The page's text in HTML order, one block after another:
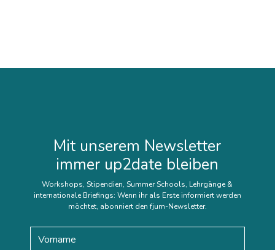
Mit unserem Newsletter
immer up2date bleiben
Workshops, Stipendien, Summer Schools, Lehrgänge &
internationale Briefings: Wenn ihr als Erste informiert werden
möchtet, abonniert den fjum-Newsletter.